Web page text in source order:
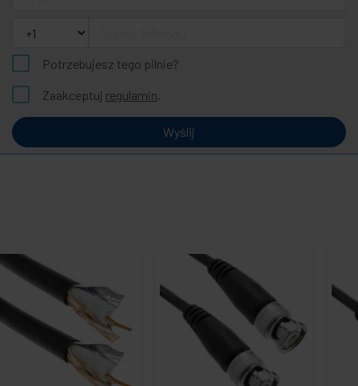
Potrzebujesz tego pilnie?
Zaakceptuj regulamin.
Wyślij